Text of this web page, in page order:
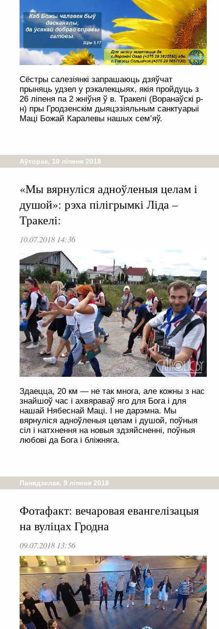
Сёстры салезіянкі запрашаюць дзяўчат
прыняць удзел у рэкалекцыях, якія пройдуць з
26 ліпеня па 2 жніўня ў в. Тракелі (Воранаўскі р-
н) пры Гродзенскім дыяцэзіяльным санктуарыі
Маці Божай Каралевы нашых сем’яў.
Аўторак, 10 ліпеня 2018
«Мы вярнуліся адноўленыя целам і
душой»: рэха пілігрымкі Ліда –
Тракелі:
10.07.2018 14:36
Здаецца, 20 км — не так многа, але кожны з нас
знайшоў час і ахвяраваў яго для Бога і для
нашай Нябеснай Маці. І не дарэмна. Мы
вярнуліся адноўленыя целам і душой, поўныя
сіл і натхнення на новыя здзяйсненні, поўныя
любові да Бога і бліжняга.
Панядзелак, 9 ліпеня 2018
Фотафакт: вечаровая евангелізацыя
на вуліцах Гродна
09.07.2018 13:56